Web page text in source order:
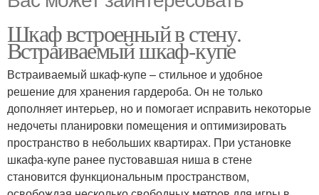
Шкаф встроенный в стену.
Встраиваемый шкаф-купе
Встраиваемый шкаф-купе – стильное и удобное
решение для хранения гардероба. Он не только
дополняет интерьер, но и помогает исправить некоторые
недочеты планировки помещения и оптимизировать
пространство в небольших квартирах. При установке
шкафа-купе ранее пустовавшая ниша в стене
становится функциональным пространством,